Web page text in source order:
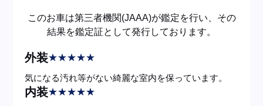
このお車は第三者機関(JAAA)が鑑定を行い、その
結果を鑑定証として発行しております。
外装★★★★★
気になる汚れ等がない綺麗な室内を保っています。
内装★★★★★